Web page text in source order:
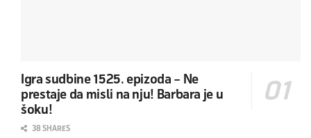
Igra sudbine 1525. epizoda – Ne
prestaje da misli na nju! Barbara je u
šoku!
38 SHARES